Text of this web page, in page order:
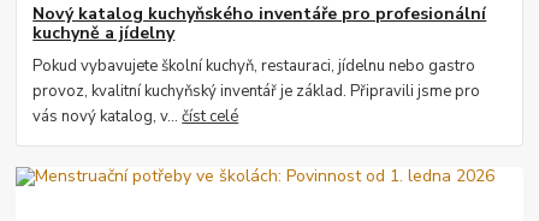
Nový katalog kuchyňského inventáře pro profesionální
kuchyně a jídelny
Pokud vybavujete školní kuchyň, restauraci, jídelnu nebo gastro
provoz, kvalitní kuchyňský inventář je základ. Připravili jsme pro
vás nový katalog, v...číst celé